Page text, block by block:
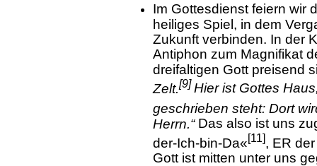
Im Gottesdienst feiern wir
heiliges Spiel, in dem
Zukunft verbinden. In der
Antiphon zum Magnifikat
dreifaltigen Gott preisend
Zelt.[9]Hier ist Gottes
geschrieben steht: Dort
Herrn.“Das also ist uns
der-Ich-bin-Da«[11], ER
Gott ist mitten unter uns